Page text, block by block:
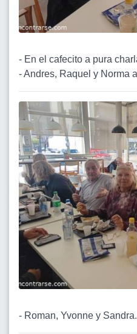
- En el cafecito a pura
- Andres, Raquel y Norma
- Roman, Yvonne y